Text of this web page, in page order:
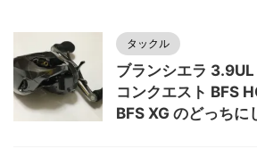
タックル
ブランシエラ
コンクエスト BFS
BFS XG のどっちに